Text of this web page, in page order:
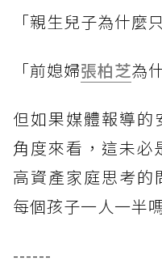
「親生兒子為什麼
「前媳婦張柏芝為
但如果媒體報導的
角度來看，這未必
高資產家庭思考的
每個孩子一人一半